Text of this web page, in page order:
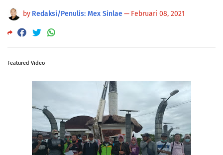
by Redaksi/Penulis: Mex Sinlae— Februari 08, 2021
Featured Video